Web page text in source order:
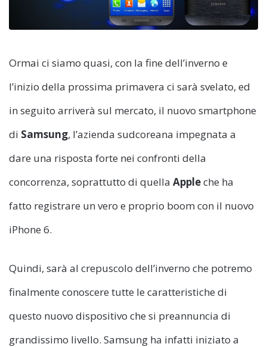
Ormai ci siamo quasi, con la fine dell’inverno e
l’inizio della prossima primavera ci sarà svelato, ed
in seguito arriverà sul mercato, il nuovo smartphone
di Samsung, l’azienda sudcoreana impegnata a
dare una risposta forte nei confronti della
concorrenza, soprattutto di quella Appleche ha
fatto registrare un vero e proprio boom con il nuovo
iPhone 6.
Quindi, sarà al crepuscolo dell’inverno che potremo
finalmente conoscere tutte le caratteristiche di
questo nuovo dispositivo che si preannuncia di
grandissimo livello. Samsung ha infatti iniziato a